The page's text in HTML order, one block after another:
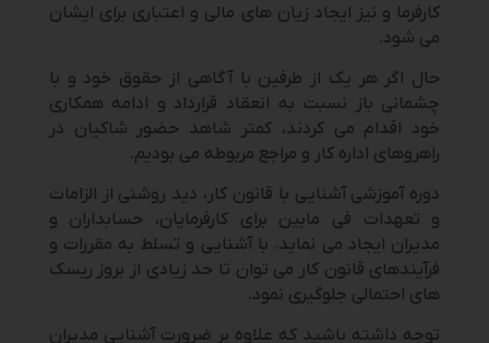
کارفرما و نیز ایجاد زیان های مالی و اعتباری برای ایشان
می شود.
حال اگر هر یک از طرفین با آگاهی از حقوق خود و با
چشمانی باز نسبت به انعقاد قرارداد و ادامه همکاری
خود اقدام می کردند، کمتر شاهد حضور شاکیان در
راهروهای اداره کار و مراجع مربوطه می بودیم.
دوره آموزشی آشنایی با قانون کار، دید روشنی از الزامات
و تعهدات فی مابین برای کارفرمایان، حسابداران و
مدیران ایجاد می نماید. با آشنایی و تسلط به مقررات و
فرآیندهای قانون کار می توان تا حد زیادی از بروز ریسک
های احتمالی جلوگیری نمود.
توجه داشته باشید که علاوه بر ضرورت آشنایی مدیران